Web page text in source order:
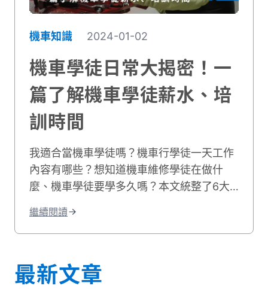
機車知識 2024-01-02
機車學徒日常大揭密！一
篇了解機車學徒薪水、培
訓時間
我適合當機車學徒嗎？機車行學徒一天工作
內容有哪些？想知道機車維修學徒在做什
麼、機車學徒要學多久嗎？本文統整了6大
機車學徒薪水，最後也附上相關職缺給想學
修機車的你！
繼續閱讀
最新文章